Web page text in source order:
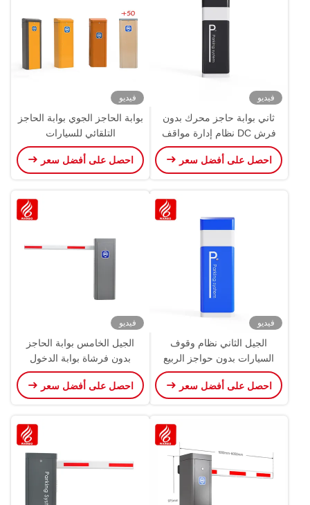
فيديو
ثاني بوابة حاجز محرك بدون
فرش DC نظام إدارة مواقف
السيارات بوابة حاجز البوم
احصل على أفضل سعر
فيديو
بوابة الحاجز الجوي بوابة الحاجز
التلقائي للسيارات
احصل على أفضل سعر
فيديو
الجيل الثاني نظام وقوف
السيارات بدون حواجز الربيع
احصل على أفضل سعر
فيديو
الجيل الخامس بوابة الحاجز
بدون فرشاة بوابة الدخول
والخروج
احصل على أفضل سعر